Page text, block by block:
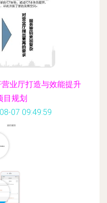
业厅打造与效能提升
目规划
07 09:49:59